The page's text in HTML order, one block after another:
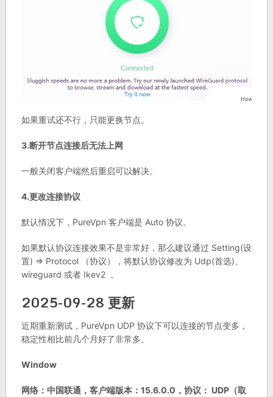
如果重试还不行，只能更换节点。
3.断开节点连接后无法上网
一般关闭客户端然后重启可以解决。
4.更改连接协议
默认情况下，PureVpn 客户端是 Auto 协议。
如果默认协议连接效果不是非常好，那么建议通过 Setting(设
置) => Protocol （协议），将默认协议修改为 Udp(首选)、
wireguard 或者 Ikev2 。
2025-09-28 更新
近期重新测试，PureVpn UDP 协议下可以连接的节点变多，
稳定性相比前几个月好了非常多。
Window
网络：中国联通，客户端版本：15.6.0.0，协议： UDP（取